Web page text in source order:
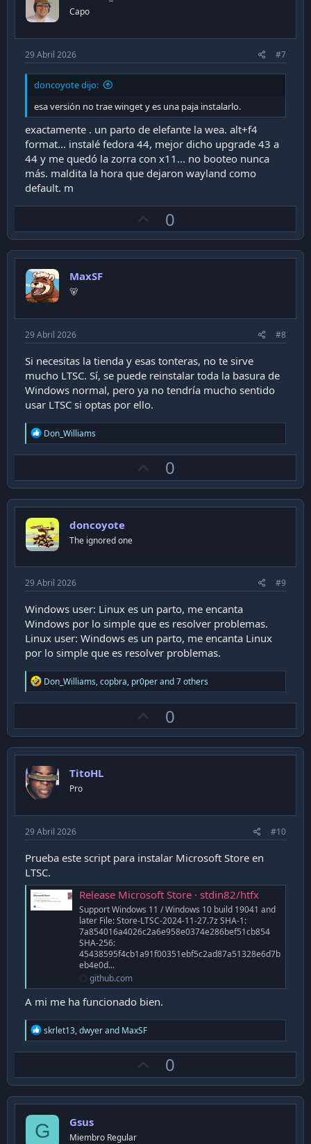
Capo
29 Abril 2026 #7
doncoyote dijo:
esa versión no trae winget y es una paja instalarlo.
exactamente . un parto de elefante la wea. alt+f4
format... instalé fedora 44, mejor dicho upgrade 43 a
44 y me quedó la zorra con x11... no booteo nunca
más. maldita la hora que dejaron wayland como
default. m
p
v
0
MaxSF
🐻
29 Abril 2026 #8
Si necesitas la tienda y esas tonteras, no te sirve
mucho LTSC. Sí, se puede reinstalar toda la basura de
Windows normal, pero ya no tendría mucho sentido
usar LTSC si optas por ello.
R
e
a
i
o
n
s
:
Don_Williams
p
v
0
doncoyote
The ignored one
29 Abril 2026 #9
Windows user: Linux es un parto, me encanta
Windows por lo simple que es resolver problemas.
Linux user: Windows es un parto, me encanta Linux
por lo simple que es resolver problemas.
R
e
a
i
o
n
s
:
Don_Williams,copbra, pr0perand 7 others
p
v
0
TitoHL
Pro
29 Abril 2026 #10
Prueba este script para instalar Microsoft Store en
LTSC.
Release Microsoft Store · stdin82/htfx
Support Windows 11 / Windows 10 build 19041 and
later File: Store-LTSC-2024-11-27.7z SHA-1:
7a854016a4026c2a6e958e0374e286bef51cb854
SHA-256:
45438595f4cb1a91f00351ebf5c2ad87a51328e6d7b
eb4e0d...
github.com
A mi me ha funcionado bien.
R
e
a
i
o
n
s
:
skrlet13,dwyerand MaxSF
p
v
0
G Gsus
Miembro Regular